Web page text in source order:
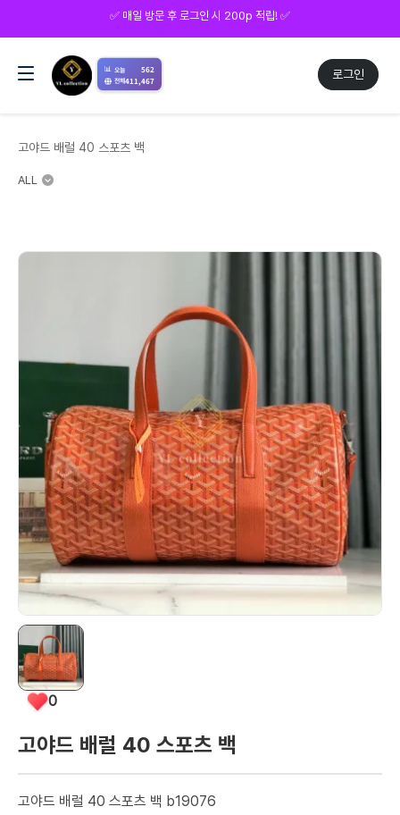
⭕ 회원가입 시 5,000p 적립! ⭕
로그인
📊 오늘 562
전체411,467
고야드 배럴 40 스포츠 백
ALL
0
고야드 배럴 40 스포츠 백
고야드 배럴 40 스포츠 백 b19076